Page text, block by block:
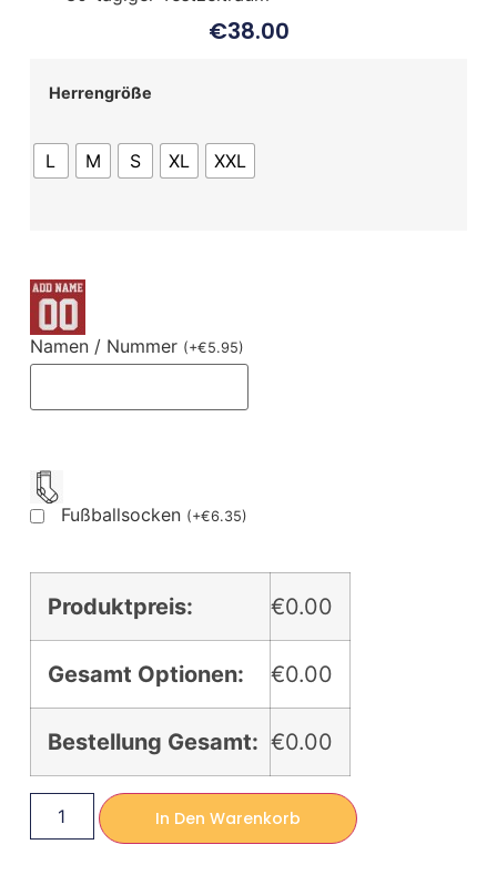
€38.00
Herrengröße
L M S XL XXL
Namen / Nummer (+€5.95)
Fußballsocken (+€6.35)
Produktpreis: €0.00
Gesamt Optionen: €0.00
Bestellung Gesamt: €0.00
In Den Warenkorb